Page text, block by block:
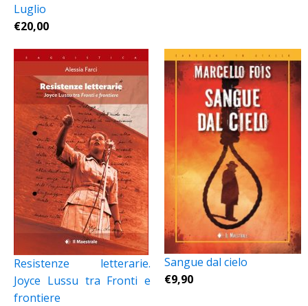
Luglio
€20,00
Resistenze letterarie.
Joyce Lussu tra Fronti e
frontiere
Sangue dal cielo
€9,90